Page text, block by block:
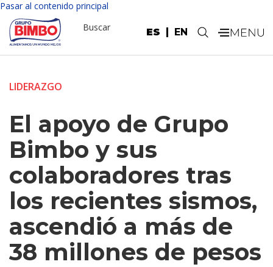
Pasar al contenido principal
ES EN
Buscar .
LIDERAZGO
El apoyo de Grupo
Bimbo y sus
colaboradores tras
los recientes sismos,
ascendió a más de
38 millones de pesos